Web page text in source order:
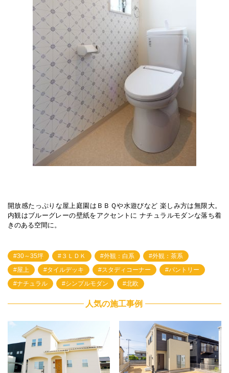
開放感たっぷりな屋上庭園はＢＢＱや水遊びなど 楽しみ方は無限大。
内観はブルーグレーの壁紙をアクセントに ナチュラルモダンな落ち着
きのある空間に。
30～35坪 ３ＬＤＫ 外観：白系
外観：茶系
屋上
タイルデッキ スタディコーナー
パントリー
ナチュラル
シンプルモダン 北欧
人気の施工事例